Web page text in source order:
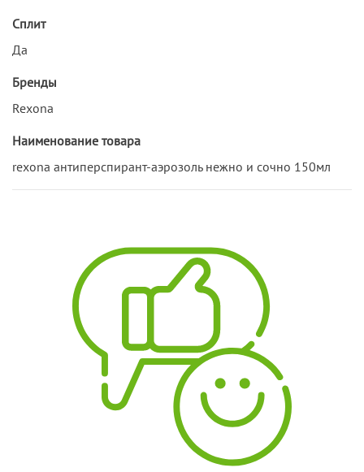
Сплит
Да
Бренды
Rexona
Наименование товара
rexona антиперспирант-аэрозоль нежно и сочно 150мл